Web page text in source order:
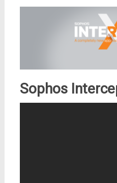
Sophos